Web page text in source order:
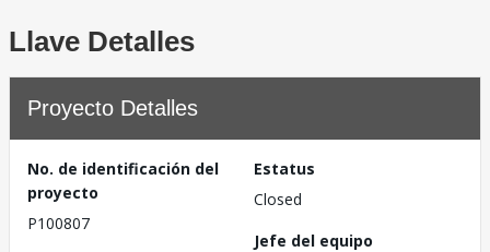
Llave Detalles
Proyecto Detalles
No. de identificación del
proyecto
P100807
Estatus
Closed
Jefe del equipo